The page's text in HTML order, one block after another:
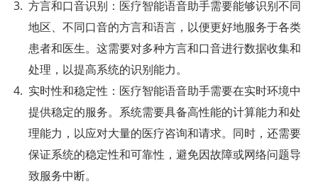
方言和口音识别：医疗智能语音助手需要能够识别不同
地区、不同口音的方言和语言，以便更好地服务于各类
患者和医生。这需要对多种方言和口音进行数据收集和
处理，以提高系统的识别能力。
实时性和稳定性：医疗智能语音助手需要在实时环境中
提供稳定的服务。系统需要具备高性能的计算能力和处
理能力，以应对大量的医疗咨询和请求。同时，还需要
保证系统的稳定性和可靠性，避免因故障或网络问题导
致服务中断。